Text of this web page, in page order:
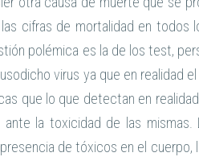
cifras de mortalidad en todos
polémica es la de los test,
virus ya que en realidad
que lo que detectan en
ante la toxicidad de las
de tóxicos en el